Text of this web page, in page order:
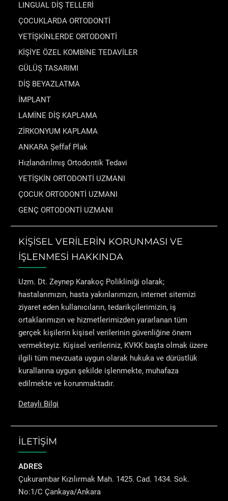
LINGUAL DİŞ TELLERİ
ÇOCUKLARDA ORTODONTİ
YETİŞKİNLERDE ORTODONTİ
KİŞİYE ÖZEL KOMBİNE TEDAVİLER
GÜLÜŞ TASARIMI
DİŞ BEYAZLATMA
İMPLANT
LAMİNE DİŞ KAPLAMA
ZİRKONYUM KAPLAMA
ANKARA Şeffaf Plak
Hızlandırılmış Ortodontik Tedavi
YETİŞKİN ORTODONTİ UZMANI
ÇOCUK ORTODONTİ UZMANI
GENÇ ORTODONTİ UZMANI
KİŞİSEL VERİLERİN KORUNMASI VE
İŞLENMESİ HAKKINDA
Uzm. Dt. Zeynep Karakoç Polikliniği olarak;
hastalarımızın, hasta yakınlarımızın, internet sitemizi
ziyaret eden kullanıcıların, tedarikçilerimizin, iş
ortaklarımızın ve hizmetlerimizden yararlanan tüm
gerçek kişilerin kişisel verilerinin güvenliğine önem
vermekteyiz. Kişisel verileriniz, KVKK başta olmak üzere
ilgili tüm mevzuata uygun olarak hukuka ve dürüstlük
kurallarına uygun şekilde işlenmekte, muhafaza
edilmekte ve korunmaktadır.
Detaylı Bilgi
İLETİŞİM
ADRES
Çukurambar Kızılırmak Mah. 1425. Cad. 1434. Sok.
No:1/C Çankaya/Ankara